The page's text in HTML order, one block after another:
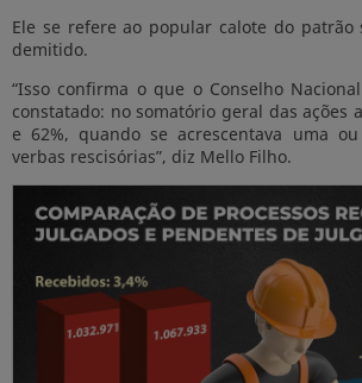
Ele se refere ao popular calote do patrão
demitido.
“Isso confirma o que o Conselho
constatado: no somatório geral das ações
e 62%, quando se acrescentava uma
verbas rescisórias”, diz Mello Filho.